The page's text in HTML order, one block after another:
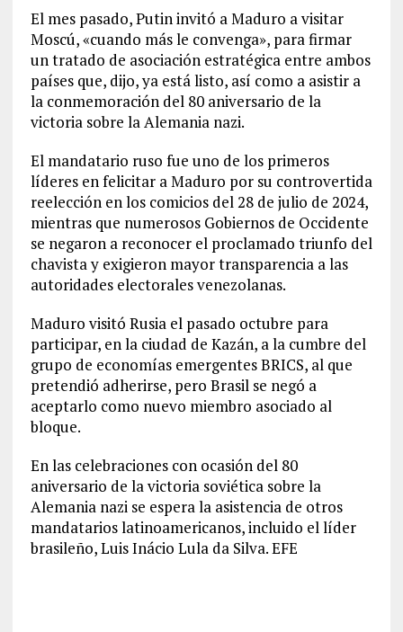
El mes pasado, Putin invitó a Maduro a visitar
Moscú, «cuando más le convenga», para firmar
un tratado de asociación estratégica entre ambos
países que, dijo, ya está listo, así como a asistir a
la conmemoración del 80 aniversario de la
victoria sobre la Alemania nazi.
El mandatario ruso fue uno de los primeros
líderes en felicitar a Maduro por su controvertida
reelección en los comicios del 28 de julio de 2024,
mientras que numerosos Gobiernos de Occidente
se negaron a reconocer el proclamado triunfo del
chavista y exigieron mayor transparencia a las
autoridades electorales venezolanas.
Maduro visitó Rusia el pasado octubre para
participar, en la ciudad de Kazán, a la cumbre del
grupo de economías emergentes BRICS, al que
pretendió adherirse, pero Brasil se negó a
aceptarlo como nuevo miembro asociado al
bloque.
En las celebraciones con ocasión del 80
aniversario de la victoria soviética sobre la
Alemania nazi se espera la asistencia de otros
mandatarios latinoamericanos, incluido el líder
brasileño, Luis Inácio Lula da Silva. EFE